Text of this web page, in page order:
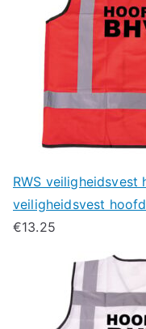
RWS veiligheidsvest
veiligheidsvest
€13.25